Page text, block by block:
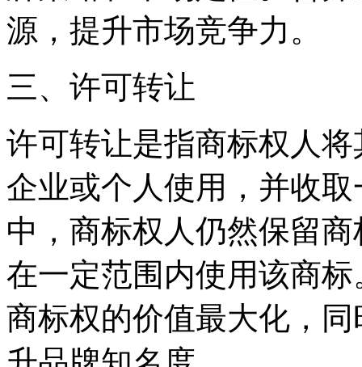
源，提升市场竞争力。
三、许可转让
许可转让是指商标权人
企业或个人使用，并收
中，商标权人仍然保留
在一定范围内使用该商
商标权的价值最大化，